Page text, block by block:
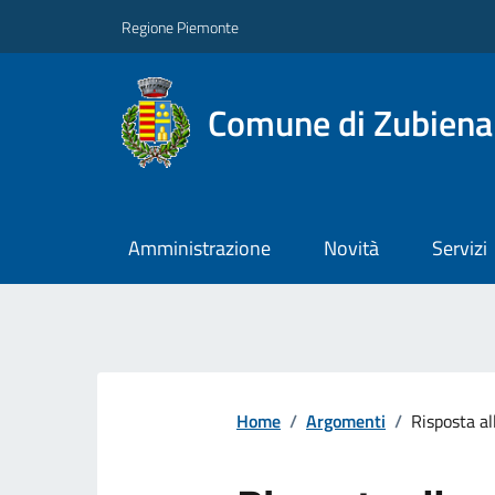
Regione Piemonte
Comune di Zubiena
Amministrazione Novità Servizi
Home / Argomenti / Risposta